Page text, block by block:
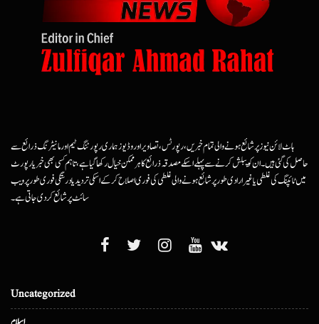
ہاٹ لائن نیوز پر شائع ہونے والی تمام خبریں، رپورٹس، تصاویر اور وڈیوز ہماری رپورٹنگ ٹیم اور مانیٹرنگ ذرائع سے
حاصل کی گئی ہیں۔ ان کو پبلش کرنے سے پہلے اسکے مصدقہ ذرائع کا ہرممکن خیال رکھا گیا ہے، تاہم کسی بھی خبر یا رپورٹ
میں ٹائپنگ کی غلطی یا غیرارادی طور پر شائع ہونے والی غلطی کی فوری اصلاح کرکے اسکی تردید یا درستگی فوری طور پر ویب
سائٹ پر شائع کردی جاتی ہے۔
Uncategorized